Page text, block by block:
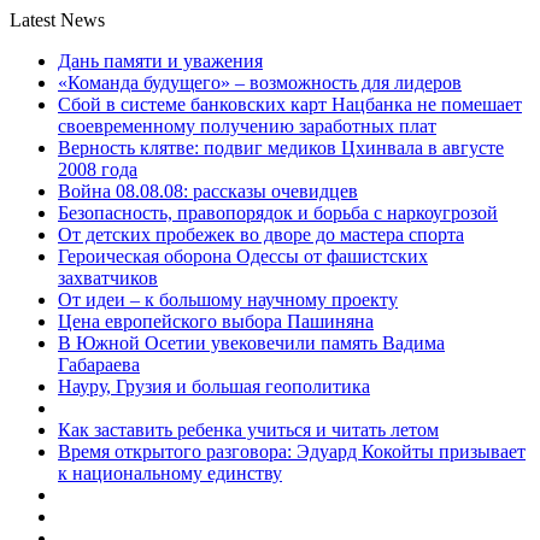
Latest News
Дань памяти и уважения
«Команда будущего» – возможность для лидеров
Сбой в системе банковских карт Нацбанка не помешает
своевременному получению заработных плат
Верность клятве: подвиг медиков Цхинвала в августе
2008 года
Война 08.08.08: рассказы очевидцев
Безопасность, правопорядок и борьба с наркоугрозой
От детских пробежек во дворе до мастера спорта
Героическая оборона Одессы от фашистских
захватчиков
От идеи – к большому научному проекту
Цена европейского выбора Пашиняна
В Южной Осетии увековечили память Вадима
Габараева
Науру, Грузия и большая геополитика
Как заставить ребенка учиться и читать летом
Время открытого разговора: Эдуард Кокойты призывает
к национальному единству